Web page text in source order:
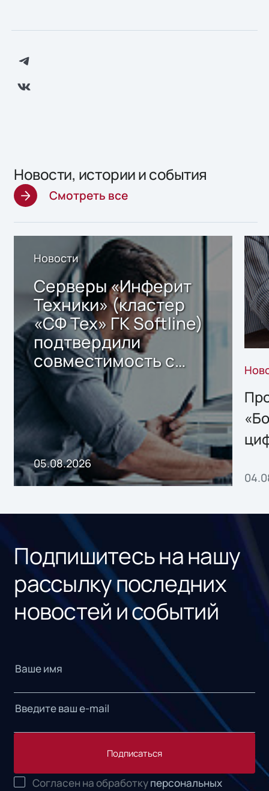
Новости, истории и события
Смотреть все
Новости
Серверы «Инферит
Техники» (кластер
«СФ Тех» ГК Softline)
подтвердили
совместимость с
решением Sharx
Storage 2.x для
хранения данных
05.08.2026
Подпишитесь на нашу
рассылку последних
новостей и событий
Подписаться
Согласен на обработкуперсональных